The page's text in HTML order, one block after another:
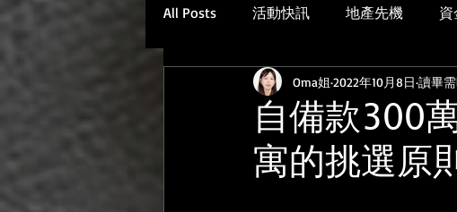
All Posts 活動快訊 地產先機 資
inspire思維啟發 經營者觀點週報
子房案例考察筆記
自備款300
寓的挑選原
Oma姐 2022年10月8日 讀畢